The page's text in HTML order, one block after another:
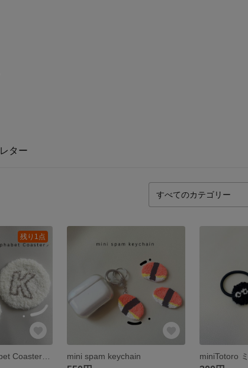
レター
残り1点
Handmade Alphabet Coaster コースター アルファベット お揃い mini spam keychain